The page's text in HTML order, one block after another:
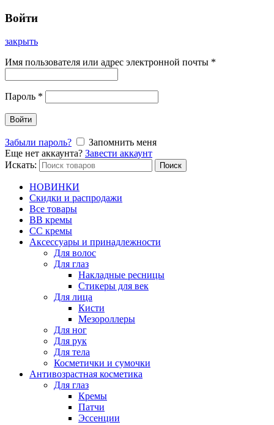
Войти
закрыть
Имя пользователя или адрес электронной почты *
Пароль *
Войти
Забыли пароль?
Запомнить меня
Еще нет аккаунта? Завести аккаунт
Искать:
Поиск
НОВИНКИ
Скидки и распродажи
Все товары
BB кремы
CC кремы
Аксессуары и принадлежности
Для волос
Для глаз
Накладные ресницы
Стикеры для век
Для лица
Кисти
Мезороллеры
Для ног
Для рук
Для тела
Косметички и сумочки
Антивозрастная косметика
Для глаз
Кремы
Патчи
Эссенции